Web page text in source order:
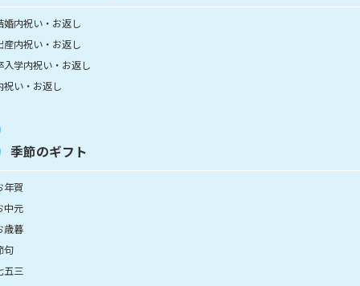
婚内祝い・お返し
産内祝い・お返し
入学内祝い・お返し
祝い・お返し
季節のギフト
年賀
中元
歳暮
句
五三